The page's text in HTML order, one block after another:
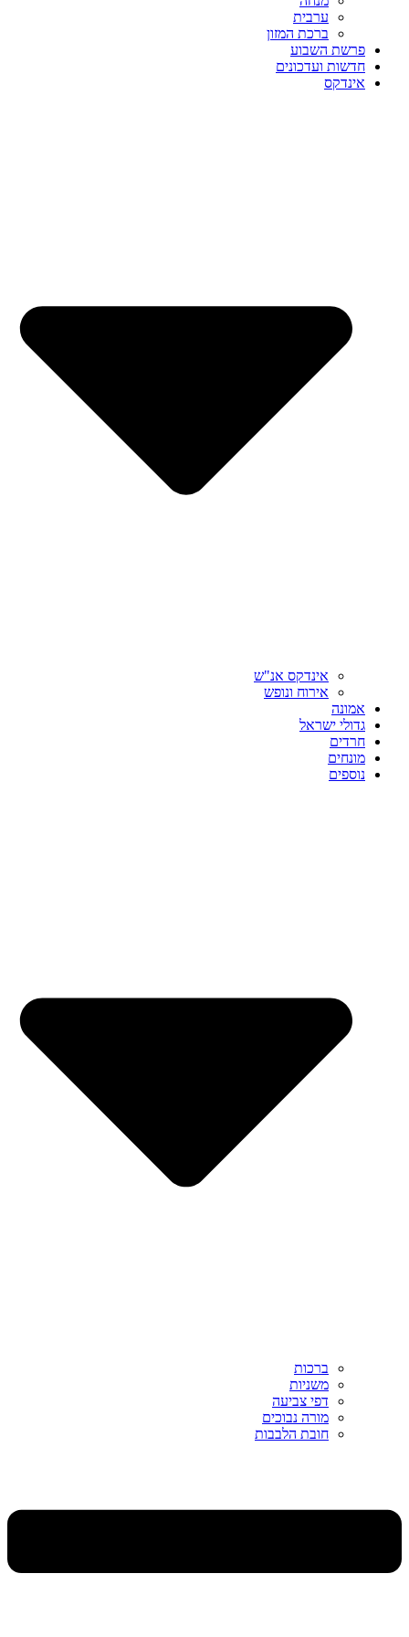
ערבית
ברכת המזון
פרשת השבוע
חדשות ועדכונים
אינדקס
אינדקס אנ"ש
אירוח ונופש
אמונה
גדולי ישראל
חרדים
מונחים
נוספים
ברכות
משניות
דפי צביעה
מורה נבוכים
חובת הלבבות